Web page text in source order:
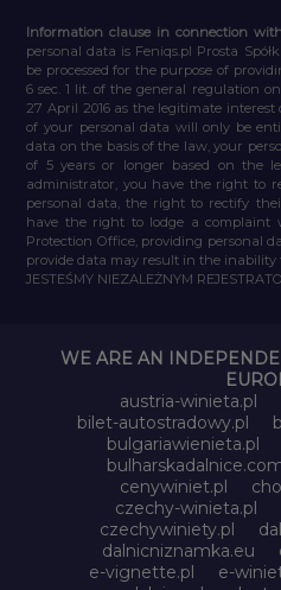
Information clause in connection
personal data is Feniqs.pl Prosta
be processed for the purpose of
6 sec. 1 lit. of the general regulation
27 April 2016 as the legitimate
of your personal data will only be
data on the basis of the law, your
of 5 years or longer based on the
administrator, you have the right to
personal data, the right to rectify
have the right to lodge a complaint
Protection Office, providing personal
provide data may result in the inability
JESTEŚMY NIEZALEŻNYM
WE ARE AN
austria-winieta.pl
bilet-autostradowy.pl
bulgariawienieta.pl
cenywiniet.pl
czechy-winieta.pl
czechywiniety.pl
dalnicniznamka.eu
e-vignette.pl
e-